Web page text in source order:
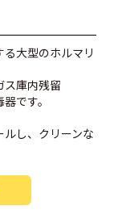
大型のホルマリ
ス庫内残留
です。
し、クリーンな